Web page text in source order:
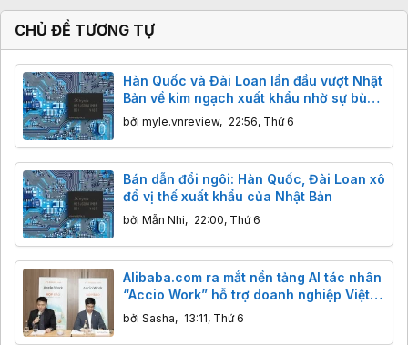
c
:
CHỦ ĐỀ TƯƠNG TỰ
Hàn Quốc và Đài Loan lần đầu vượt Nhật
Bản về kim ngạch xuất khẩu nhờ sự bùng
nổ của AI
bởi myle.vnreview, 22:56, Thứ 6
Bán dẫn đổi ngôi: Hàn Quốc, Đài Loan xô
đổ vị thế xuất khẩu của Nhật Bản
bởi Mẫn Nhi, 22:00, Thứ 6
Alibaba.com ra mắt nền tảng AI tác nhân
“Accio Work” hỗ trợ doanh nghiệp Việt
xuất khẩu
bởi Sasha, 13:11, Thứ 6